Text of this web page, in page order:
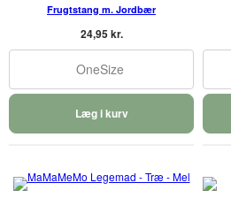
Frugtstang m. Jordbær
24,95 kr.
OneSize
Læg i kurv